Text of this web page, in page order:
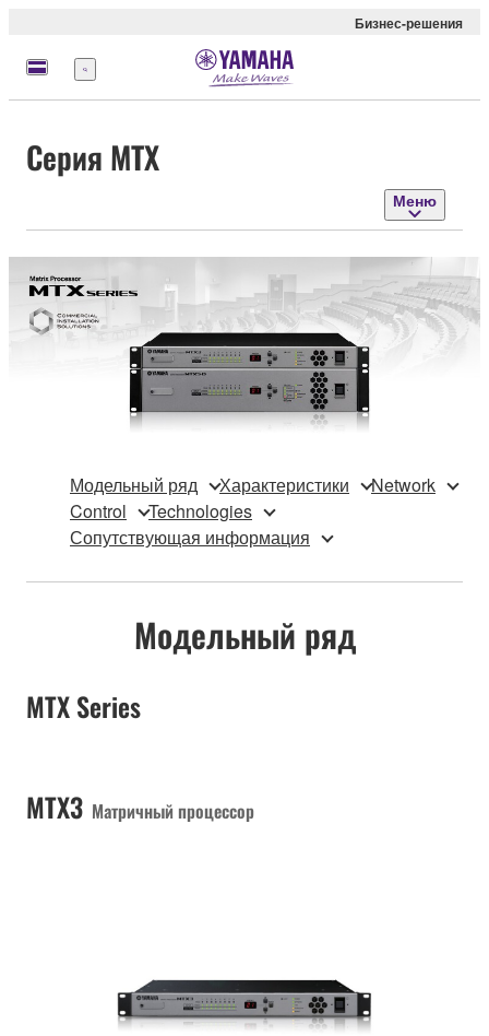
Бизнес-решения
Меню
Серия MTX
Меню
Модельный ряд Характеристики
Network
Control
Technologies
Сопутствующая информация
Модельный ряд
MTX Series
MTX3 Матричный процессор